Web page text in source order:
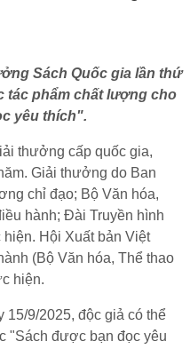
Sách Quốc gia lần thứ
tác phẩm chất lượng cho
yêu thích".
thưởng cấp quốc gia,
Giải thưởng do Ban
chỉ đạo; Bộ Văn hóa,
hành; Đài Truyền hình
Hội Xuất bản Việt
(Bộ Văn hóa, Thể thao
hiện.
9/2025, độc giả có thể
"Sách được bạn đọc yêu